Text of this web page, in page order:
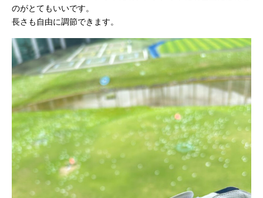
のがとてもいいです。
長さも自由に調節できます。